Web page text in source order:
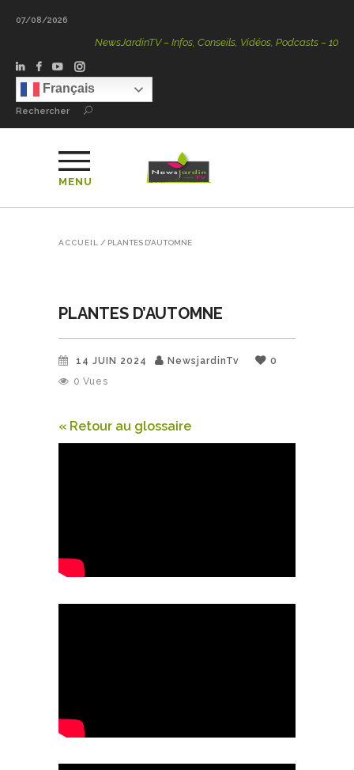
07/08/2026
NewsJardinTV – Infos, Conseils, Vidéos, Podcasts – 100 %
Français
Rechercher
MENU
ACCUEIL / PLANTES D’AUTOMNE
PLANTES D’AUTOMNE
14 JUIN 2024 NewsjardinTv
0
0 Vues
« Retour au glossaire